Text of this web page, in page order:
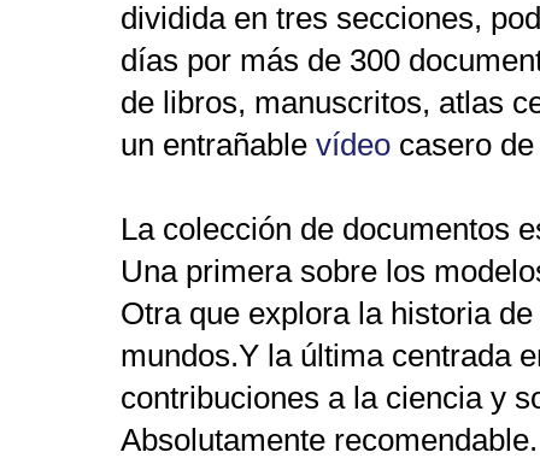
dividida en tres secciones,
días por más de 300
de libros, manuscritos, atlas
un entrañable vídeo casero
La colección de documentos
Una primera sobre los
Otra que explora la historia
mundos.Y la última centrada
contribuciones a la ciencia y
Absolutamente